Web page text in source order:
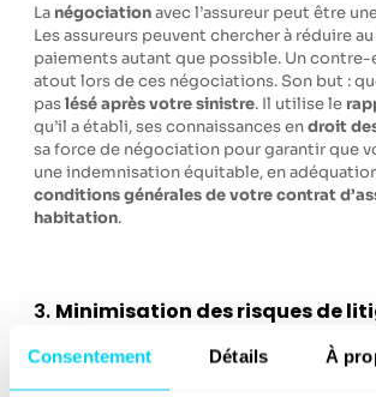
Consentement Détails À
La négociationavec l’assureur peut être
Les assureurs peuvent chercher à réduire
paiements autant que possible. Un
atout lors de ces négociations. Son but :
paslésé après votre sinistre. Il utilise le
qu’il a établi, ses connaissances endroit
sa force de négociation pour garantir que
une indemnisation équitable, en
conditions générales de votre contrat
habitation.
3. Minimisation des risques de
Leslitiges avec les assureurs